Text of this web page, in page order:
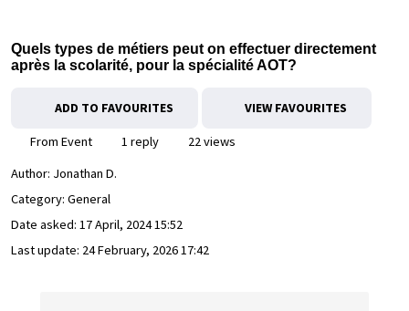
Quels types de métiers peut on effectuer directement
après la scolarité, pour la spécialité AOT?
ADD TO FAVOURITES VIEW FAVOURITES
From Event 1 reply
22 views
Author: Jonathan D.
Category: General
Date asked: 17 April, 2024 15:52
Last update: 24 February, 2026 17:42